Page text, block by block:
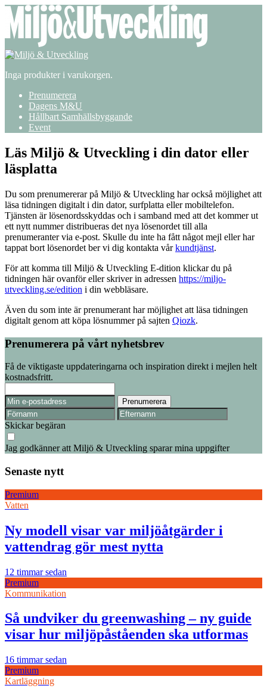
Inga produkter i varukorgen.
Prenumerera
Dagens M&U
Hållbart Samhällsbyggande
Event
Läs Miljö & Utveckling i din dator eller
läsplatta
Du som prenumererar på Miljö & Utveckling har också möjlighet att
läsa tidningen digitalt i din dator, surfplatta eller mobiltelefon.
Tjänsten är lösenordsskyddas och i samband med att det kommer ut
ett nytt nummer distribueras det nya lösenordet till alla
prenumeranter via e-post. Skulle du inte ha fått något mejl eller har
tappat bort lösenordet ber vi dig kontakta vårkundtjänst.
För att komma till Miljö & Utveckling E-dition klickar du på
tidningen här ovanför eller skriver in adressen https://miljo-
utveckling.se/edition i din webbläsare.
Även du som inte är prenumerant har möjlighet att läsa tidningen
digitalt genom att köpa lösnummer på sajten Qiozk.
Prenumerera på vårt nyhetsbrev
Få de viktigaste uppdateringarna och inspiration direkt i mejlen helt
kostnadsfritt.
Skickar begäran
Jag godkänner att Miljö & Utveckling sparar mina uppgifter
Senaste nytt
Premium
Vatten
Ny modell visar var miljöåtgärder i
vattendrag gör mest nytta
12 timmar sedan
Premium
Kommunikation
Så undviker du greenwashing – ny guide
visar hur miljöpåståenden ska utformas
16 timmar sedan
Premium
Kartläggning